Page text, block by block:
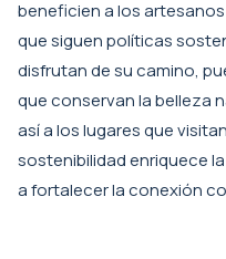
beneficien a los
que siguen políticas
disfrutan de su camino,
que conservan la belleza
así a los lugares que
sostenibilidad enriquece
a fortalecer la conexión